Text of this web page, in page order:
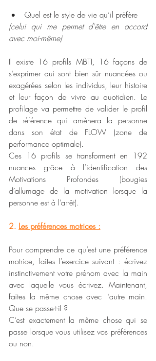
Quel est le style de vie qu’il préfère
(celui qui me permet d'être en accord
avec moi-même)
Il existe 16 profils MBTI, 16 façons de
s’exprimer qui sont bien sûr nuancées ou
exagérées selon les individus, leur histoire
et leur façon de vivre au quotidien. Le
profilage va permettre de valider le profil
de référence qui amènera la personne
dans son état de FLOW (zone de
performance optimale).
Ces 16 profils se transforment en 192
nuances grâce à l’identification des
Motivations Profondes (bougies
d’allumage de la motivation lorsque la
personne est à l’arrêt).
2. Les préférences motrices :
Pour comprendre ce qu’est une préférence
motrice, faites l’exercice suivant : écrivez
instinctivement votre prénom avec la main
avec laquelle vous écrivez. Maintenant,
faites la même chose avec l’autre main.
Que se passe-t-il ?
C’est exactement la même chose qui se
passe lorsque vous utilisez vos préférences
ou non.